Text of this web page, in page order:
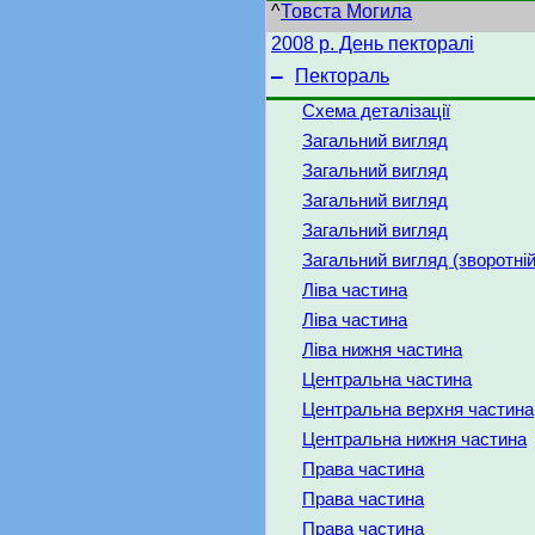
^Товста Могила
2008 р. День пекторалі
– Пектораль
Схема деталізації
Загальний вигляд
Загальний вигляд
Загальний вигляд
Загальний вигляд
Загальний вигляд
Ліва частина
Ліва частина
Ліва нижня частина
Центральна частина
Центральна верхня частина
Центральна нижня частина
Права частина
Права частина
Права частина